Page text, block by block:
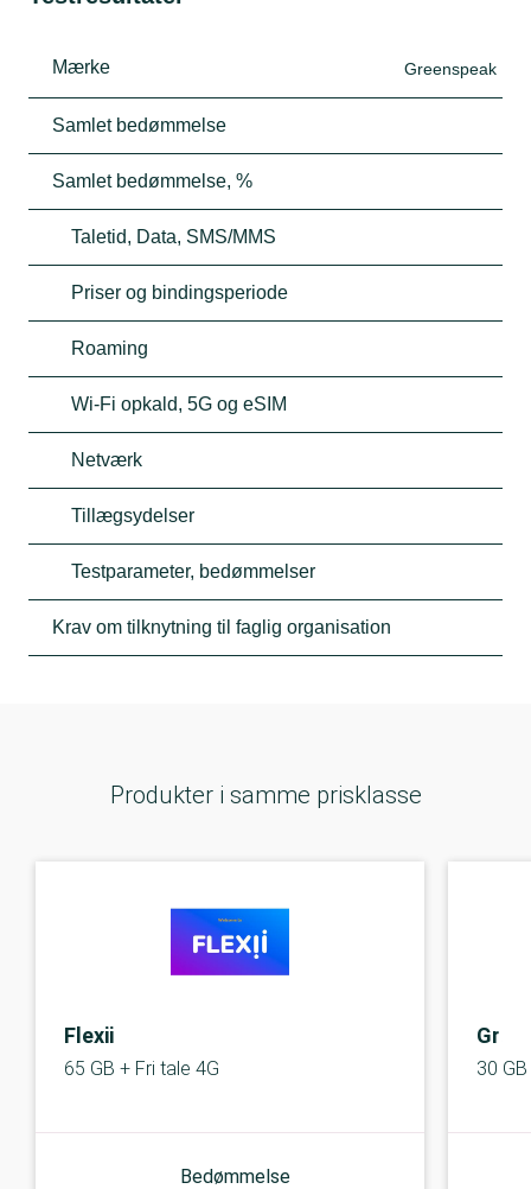
Mærke Greenspeak
Samlet bedømmelse
Samlet bedømmelse, %
Taletid, Data, SMS/MMS
Priser og bindingsperiode
Roaming
Wi-Fi opkald, 5G og eSIM
Netværk
Tillægsydelser
Testparameter, bedømmelser
Krav om tilknytning til faglig organisation
Produkter i samme prisklasse
Flexii
65 GB + Fri tale 4G
Bedømmelse
30